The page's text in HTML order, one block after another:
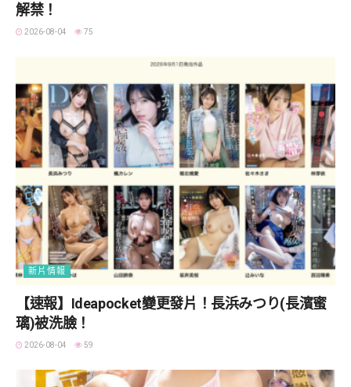
解禁！
2026-08-04 75
新片情報
【速報】Ideapocket變更發片！長浜みつり(長濱蜜
璃)被洗臉！
2026-08-04 59